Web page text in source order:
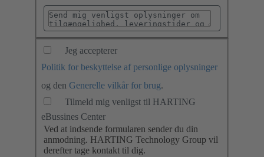
Jeg accepterer
Politik for beskyttelse af personlige oplysninger
og den Generelle vilkår for brug.
Tilmeld mig venligst til HARTING
eBussines Center
Ved at indsende formularen sender du din
anmodning. HARTING Technology Group vil
derefter tage kontakt til dig.